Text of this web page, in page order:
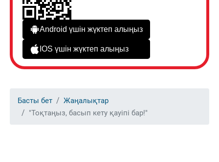
Android үшін жүктеп алыңыз
IOS үшін жүктеп алыңыз
Басты бет
Жаңалықтар
"Тоқтаңыз, басып кету қауіпі бар!"